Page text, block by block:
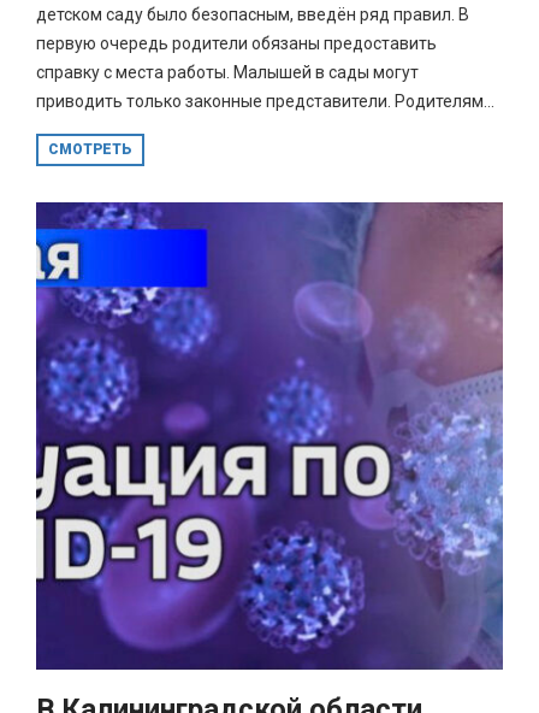
детском саду было безопасным, введён ряд правил. В
первую очередь родители обязаны предоставить
справку с места работы. Малышей в сады могут
приводить только законные представители. Родителям...
СМОТРЕТЬ